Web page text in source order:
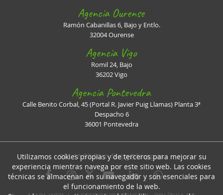
Agencia Ourense
Ramón Cabanillas 6, Bajo y Entlo.
32004 Ourense
Agencia Vigo
Romil 24, Bajo
36202 Vigo
Agencia Pontevedra
Calle Benito Corbal, 45 (Portal R. Javier Puig Llamas) Planta 3ª
Despacho 6
36001 Pontevedra
981 16 93 36 Ifaxpg@faxpg.es
Utilizamos cookies propias y de terceros para mejorar su
experiencia mientras navega por este sitio web. Las cookies
técnicas se almacenan en su navegador y son esenciales para
el funcionamiento de la web.